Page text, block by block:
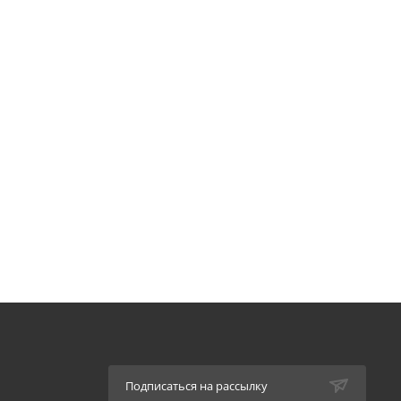
Подписаться на рассылку